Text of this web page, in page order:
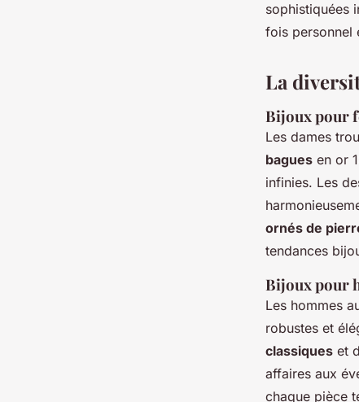
sophistiquées
fois personnel
La
Bijoux pour
Les dames
bagues en or
infinies. Les
ornés de
tendances
Bijoux pour
Les hommes
robustes et
classiques et
affaires aux
chaque pièce